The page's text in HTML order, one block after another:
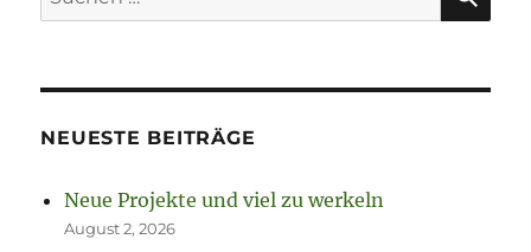
nach:
NEUESTE BEITRÄGE
Neue Projekte und viel zu werkeln
August 2, 2026